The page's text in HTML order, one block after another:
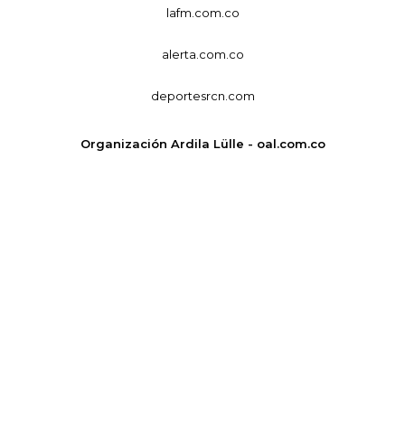
lafm.com.co
alerta.com.co
deportesrcn.com
Organización Ardila Lülle - oal.com.co